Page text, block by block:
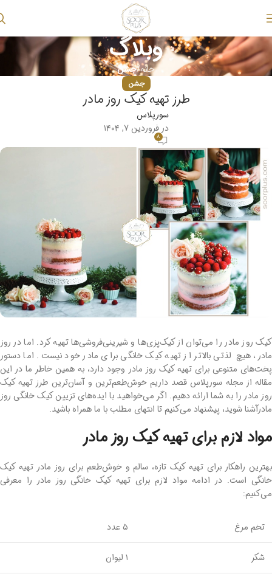
وبلاگ
خانه جشن
جشن
طرز تهیه کیک روز مادر
سورپلاس
در فروردین ۷, ۱۴۰۴
۸
کیک روز مادر را می‌توان از کیک‌پزی‌ها و شیرینی‌فروشی‌ها تهیه کرد. اما در روز
مادر، هیچ‌ لذتی بالاتر از تهیه کیک خانگی برای مادر خود نیست. اما دستور
پخت‌های متنوعی برای تهیه کیک روز مادر وجود دارد، به همین خاطر ما در این
مقاله از مجله سورپلاس قصد داریم خوش‌طعم‌ترین و آسان‌ترین طرز تهیه کیک
روز مادر را به شما ارائه ‌دهیم. اگر می‌خواهید با ایده‌های تزیین کیک خانگی روز
مادرآشنا شوید، پیشنهاد می‌کنیم تا انتهای مطلب با ما همراه باشید.
مواد لازم برای تهیه کیک روز مادر
بهترین راهکار برای تهیه کیک تازه، سالم و خوش‌طعم برای روز مادر تهیه کیک
خانگی است. در ادامه مواد لازم برای تهیه کیک خانگی روز مادر را معرفی
می‌کنیم:
تخم مرغ ۵ عدد
شکر ۱ لیوان